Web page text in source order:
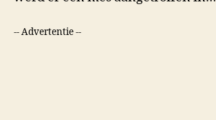
-- Advertentie --